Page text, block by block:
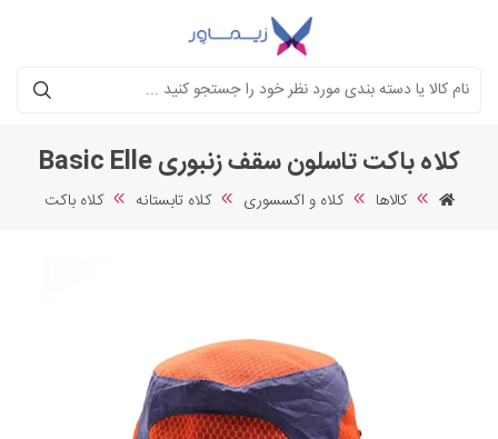
جستجو
کلاه باکت تاسلون سقف زنبوری Basic Elle
کالاها کلاه و اکسسوری کلاه تابستانه کلاه باکت